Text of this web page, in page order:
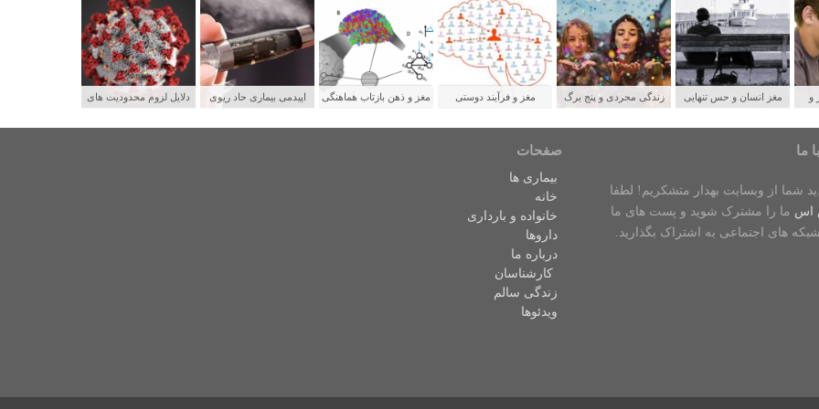
دلایل لزوم محدودیت های
اپیدمی بیماری حاد ریوی
مغز و ذهن بازتاب هماهنگی
مغز و فرآیند دوستی
زندگی مجردی و پنج برگ
مغز انسان و حس تنهایی
و
ما
شما از وبسایت بهدار متشکریم! لطفا
اس ما را مشترک شوید و پست های ما
های اجتماعی به اشتراک بگذارید.
صفحات
بیماری ها
خانه
خانواده و بارداری
داروها
درباره ما
کارشناسان
زندگی سالم
ویدئوها